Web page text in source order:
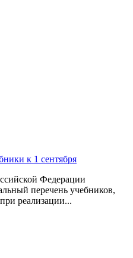
к 1 сентября
Федерации
перечень учебников,
реализации...